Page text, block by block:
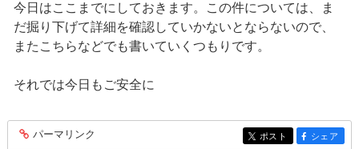
今日はここまでにしておきます。この件については、ま
だ掘り下げて詳細を確認していかないとならないので、
またこちらなどでも書いていくつもりです。
それでは今日もご安全に
entry409
パーマリンク entry409
ポスト entry409
シェア